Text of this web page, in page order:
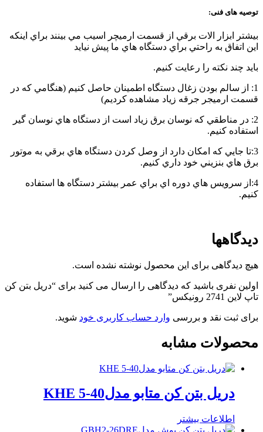
توصیه های فنی:
بيشتر ابزار الات برقي از قسمت ارميچر اسيب مي بينند براي اينکه
اين اتفاق به راحتي براي دستگاه هاي ما پيش نيايد
بايد چند نکته را رعايت کنيم.
1: از سالم بودن زغال دستگاه اطمينان حاصل کنيم (هنگامي که در
قسمت ارميجر جرقه زياد مشاهده کرديم)
2: در مناطقي که نوسان برق زياد است از دستگاه هاي نوسان گير
استفاده کنيم.
3:تا جايي که امکان دارد از وصل کردن دستگاه هاي برقي به موتور
برق هاي بنزيني خود داري کنيم.
4:از سرويس هاي دوره اي براي عمر بيشتر دستگاه ها استفاده
کنيم.
دیدگاهها
هیچ دیدگاهی برای این محصول نوشته نشده است.
اولین نفری باشید که دیدگاهی را ارسال می کنید برای “دریل بتن کن
تاپ لاین 2741 رونیکس”
برای ثبت نقد و بررسی وارد حساب کاربری خود شوید.
محصولات مشابه
دریل بتن کن متابو مدلKHE 5-40
اطلاعات بیشتر